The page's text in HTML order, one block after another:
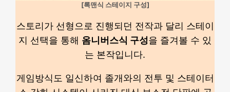
[록맨식 스테이지 구성]
스토리가 선형으로 진행되던 전작과 달리 스테이
지 선택을 통해 옴니버스식 구성을 즐겨볼 수 있
는 본작입니다.
게임방식도 일신하여 졸개와의 전투 및 스테이터